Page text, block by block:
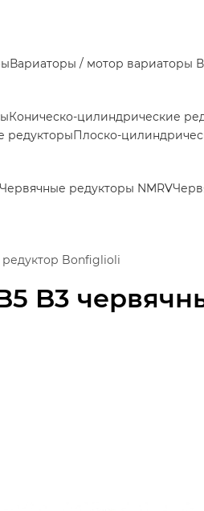
B3
Вариаторы / мотор вариаторы
Коническо-цилиндрические
редукторыПлоско-
Червячные редукторы NMRV
Bonfiglioli